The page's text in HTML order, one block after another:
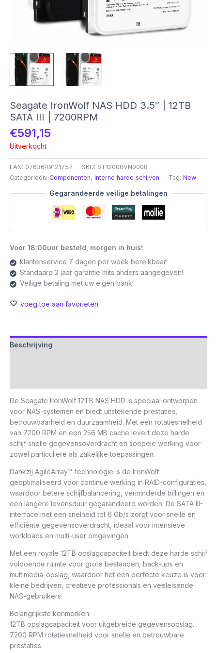
Seagate IronWolf NAS HDD 3.5″ | 12TB
SATA III | 7200RPM
€591,15
Uitverkocht
EAN: 0763649121757 SKU: ST12000VN0008
Categorieën: Componenten, Interne harde schijven Tag: New
Gegarandeerde veilige betalingen
Voor 18:00uur besteld, morgen in huis!
klantenservice 7 dagen per week bereikbaar!
Standaard 2 jaar garantie mits anders aangegeven!
Veilige betaling met uw eigen bank!
voeg toe aan favorieten
Beschrijving
De Seagate IronWolf 12TB NAS HDD is speciaal ontworpen
voor NAS-systemen en biedt uitstekende prestaties,
betrouwbaarheid en duurzaamheid. Met een rotatiesnelheid
van 7200 RPM en een 256 MB cache levert deze harde
schijf snelle gegevensoverdracht en soepele werking voor
zowel particuliere als zakelijke toepassingen.
Dankzij AgileArray™-technologie is de IronWolf
geoptimaliseerd voor continue werking in RAID-configuraties,
waardoor betere schijfbalancering, verminderde trillingen en
een langere levensduur gegarandeerd worden. De SATA III-
interface met een snelheid tot 6 Gb/s zorgt voor snelle en
efficiënte gegevensoverdracht, ideaal voor intensieve
workloads en multi-user omgevingen.
Met een royale 12TB opslagcapaciteit biedt deze harde schijf
voldoende ruimte voor grote bestanden, back-ups en
multimedia-opslag, waardoor het een perfecte keuze is voor
kleine bedrijven, creatieve professionals en veeleisende
NAS-gebruikers.
Belangrijkste kenmerken:
12TB opslagcapaciteit voor uitgebreide gegevensopslag.
7200 RPM rotatiesnelheid voor snelle en betrouwbare
prestaties.